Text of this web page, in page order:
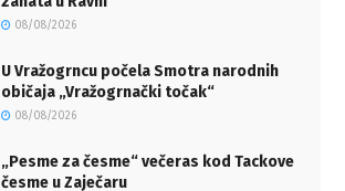
08/08/2026
U Vražogrncu počela Smotra narodnih
običaja „Vražogrnački točak“
08/08/2026
„Pesme za česme“ večeras kod Tackove
česme u Zaječaru